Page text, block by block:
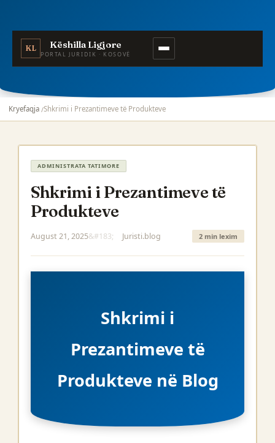
KL Këshilla Ligjore
PORTAL JURIDIK · KOSOVË
Kryefaqja Shkrimi i Prezantimeve të Produkteve
ADMINISTRATA TATIMORE
Shkrimi i Prezantimeve të
Produkteve
August 21, 2025 Juristi.blog 2 min lexim
Shkrimi i
Prezantimeve të
Produkteve në Blog